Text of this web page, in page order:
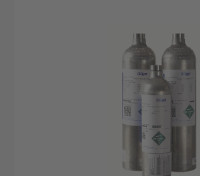
Přeskočit galerii obrázků